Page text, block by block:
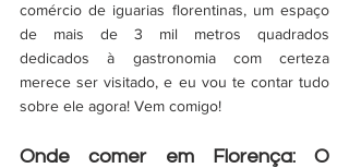
comércio de iguarias florentinas, um espaço
de mais de 3 mil metros quadrados
dedicados à gastronomia com certeza
merece ser visitado, e eu vou te contar tudo
sobre ele agora! Vem comigo!
Onde comer em Florença: O